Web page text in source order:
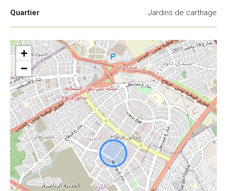
Quartier Jardins de carthage
+
−